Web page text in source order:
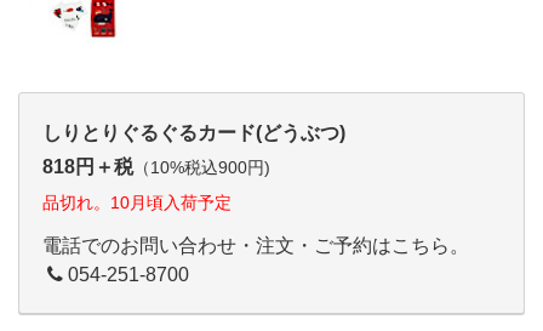
しりとりぐるぐるカード(どうぶつ)
818円＋税（10%税込900円)
品切れ。10月頃入荷予定
電話でのお問い合わせ・注文・ご予約はこちら。
054-251-8700